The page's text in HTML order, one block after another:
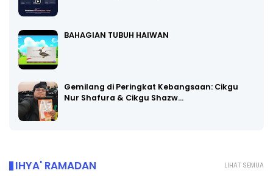
BAHAGIAN TUBUH HAIWAN
Gemilang di Peringkat Kebangsaan: Cikgu
Nur Shafura & Cikgu Shazw…
LIHAT SEMUA
IHYA' RAMADAN